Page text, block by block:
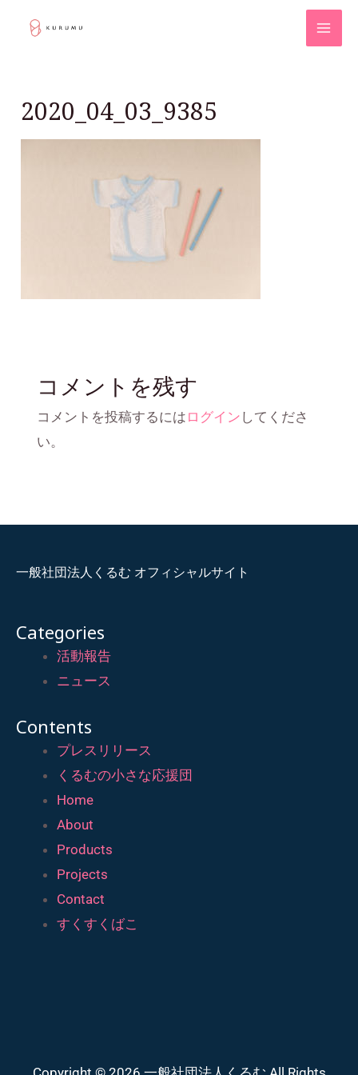
2020_04_03_9385
コメントを残す
コメントを投稿するにはログインしてくださ
い。
一般社団法人くるむ オフィシャルサイト
Categories
活動報告
ニュース
Contents
プレスリリース
くるむの小さな応援団
Home
About
Products
Projects
Contact
すくすくばこ